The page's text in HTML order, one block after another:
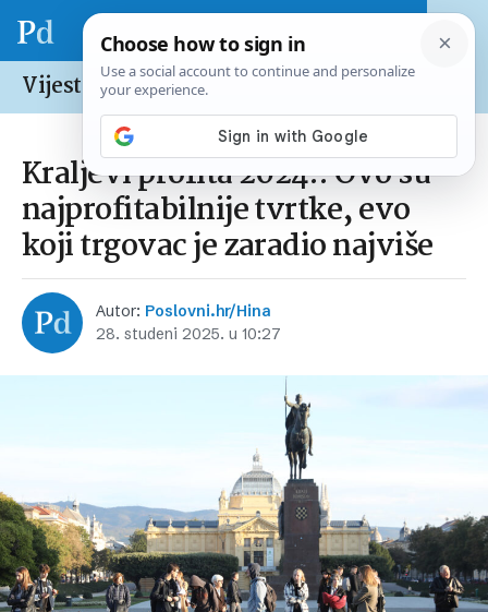
Vijesti /Europska unija
Kraljevi profita 2024.: Ovo su
najprofitabilnije tvrtke, evo
koji trgovac je zaradio najviše
Autor: Poslovni.hr/Hina
28. studeni 2025. u 10:27